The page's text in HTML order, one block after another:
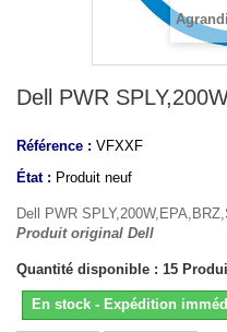
Dell PWR
Référence : VFXXF
État : Produit neuf
Dell PWR
Produit original Dell
Quantité disponible : 15
En stock - Expédition